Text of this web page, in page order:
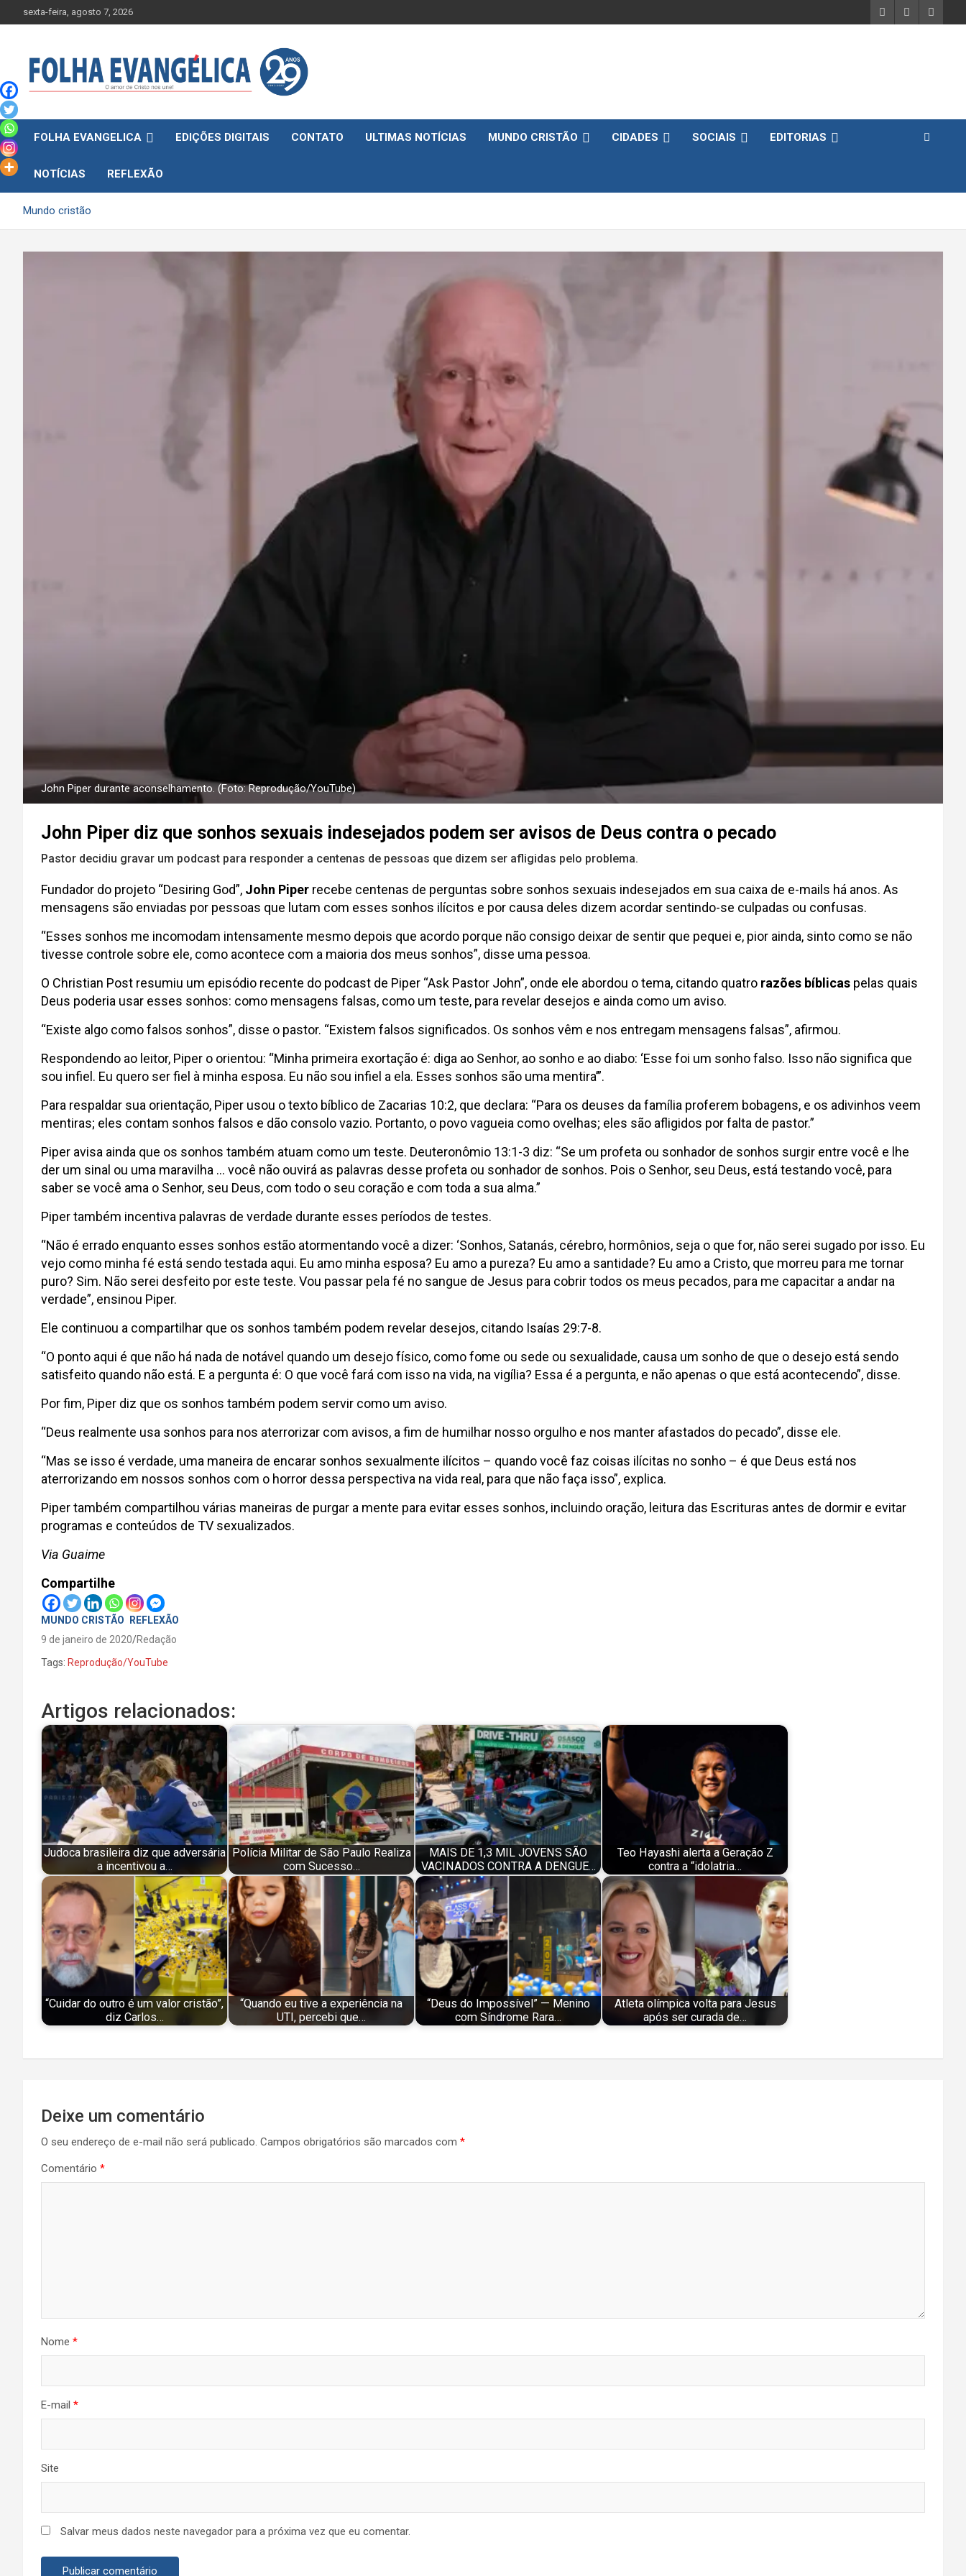
to
sexta-feira, agosto 7, 2026
FOLHA EVANGELICA EDIÇÕES DIGITAIS CONTATO ULTIMAS NOTÍCIAS MUNDO CRISTÃO CIDADES SOCIAIS EDITORIAS
NOTÍCIAS REFLEXÃO
Mundo cristão
John Piper durante aconselhamento. (Foto: Reprodução/YouTube)
John Piper diz que sonhos sexuais indesejados podem ser avisos de Deus contra o pecado
Pastor decidiu gravar um podcast para responder a centenas de pessoas que dizem ser afligidas pelo problema.
Fundador do projeto “Desiring God”, John Piper recebe centenas de perguntas sobre sonhos sexuais indesejados em sua caixa de e-mails há anos. As
mensagens são enviadas por pessoas que lutam com esses sonhos ilícitos e por causa deles dizem acordar sentindo-se culpadas ou confusas.
“Esses sonhos me incomodam intensamente mesmo depois que acordo porque não consigo deixar de sentir que pequei e, pior ainda, sinto como se não
tivesse controle sobre ele, como acontece com a maioria dos meus sonhos”, disse uma pessoa.
O Christian Post resumiu um episódio recente do podcast de Piper “Ask Pastor John”, onde ele abordou o tema, citando quatro razões bíblicas pelas quais
Deus poderia usar esses sonhos: como mensagens falsas, como um teste, para revelar desejos e ainda como um aviso.
“Existe algo como falsos sonhos”, disse o pastor. “Existem falsos significados. Os sonhos vêm e nos entregam mensagens falsas”, afirmou.
Respondendo ao leitor, Piper o orientou: “Minha primeira exortação é: diga ao Senhor, ao sonho e ao diabo: ‘Esse foi um sonho falso. Isso não significa que
sou infiel. Eu quero ser fiel à minha esposa. Eu não sou infiel a ela. Esses sonhos são uma mentira’”.
Para respaldar sua orientação, Piper usou o texto bíblico de Zacarias 10:2, que declara: “Para os deuses da família proferem bobagens, e os adivinhos veem
mentiras; eles contam sonhos falsos e dão consolo vazio. Portanto, o povo vagueia como ovelhas; eles são afligidos por falta de pastor.”
Piper avisa ainda que os sonhos também atuam como um teste. Deuteronômio 13:1-3 diz: “Se um profeta ou sonhador de sonhos surgir entre você e lhe
der um sinal ou uma maravilha … você não ouvirá as palavras desse profeta ou sonhador de sonhos. Pois o Senhor, seu Deus, está testando você, para
saber se você ama o Senhor, seu Deus, com todo o seu coração e com toda a sua alma.”
Piper também incentiva palavras de verdade durante esses períodos de testes.
“Não é errado enquanto esses sonhos estão atormentando você a dizer: ‘Sonhos, Satanás, cérebro, hormônios, seja o que for, não serei sugado por isso. Eu
vejo como minha fé está sendo testada aqui. Eu amo minha esposa? Eu amo a pureza? Eu amo a santidade? Eu amo a Cristo, que morreu para me tornar
puro? Sim. Não serei desfeito por este teste. Vou passar pela fé no sangue de Jesus para cobrir todos os meus pecados, para me capacitar a andar na
verdade”, ensinou Piper.
Ele continuou a compartilhar que os sonhos também podem revelar desejos, citando Isaías 29:7-8.
“O ponto aqui é que não há nada de notável quando um desejo físico, como fome ou sede ou sexualidade, causa um sonho de que o desejo está sendo
satisfeito quando não está. E a pergunta é: O que você fará com isso na vida, na vigília? Essa é a pergunta, e não apenas o que está acontecendo”, disse.
Por fim, Piper diz que os sonhos também podem servir como um aviso.
“Deus realmente usa sonhos para nos aterrorizar com avisos, a fim de humilhar nosso orgulho e nos manter afastados do pecado”, disse ele.
“Mas se isso é verdade, uma maneira de encarar sonhos sexualmente ilícitos – quando você faz coisas ilícitas no sonho – é que Deus está nos
aterrorizando em nossos sonhos com o horror dessa perspectiva na vida real, para que não faça isso”, explica.
Piper também compartilhou várias maneiras de purgar a mente para evitar esses sonhos, incluindo oração, leitura das Escrituras antes de dormir e evitar
programas e conteúdos de TV sexualizados.
Via Guaime
Compartilhe
MUNDO CRISTÃO
REFLEXÃO
9 de janeiro de 2020 Redação
Tags: Reprodução/YouTube
Artigos relacionados:
Judoca brasileira diz que adversária
a incentivou a…
Polícia Militar de São Paulo Realiza
com Sucesso…
MAIS DE 1,3 MIL JOVENS SÃO
VACINADOS CONTRA A DENGUE…
Teo Hayashi alerta a Geração Z
contra a “idolatria…
“Cuidar do outro é um valor cristão”,
diz Carlos…
“Quando eu tive a experiência na
UTI, percebi que…
“Deus do Impossível” — Menino
com Síndrome Rara…
Atleta olímpica volta para Jesus
após ser curada de…
de
Post
Deixe um comentário
O seu endereço de e-mail não será publicado. Campos obrigatórios são marcados com *
Comentário *
Nome *
E-mail *
Site
Salvar meus dados neste navegador para a próxima vez que eu comentar.